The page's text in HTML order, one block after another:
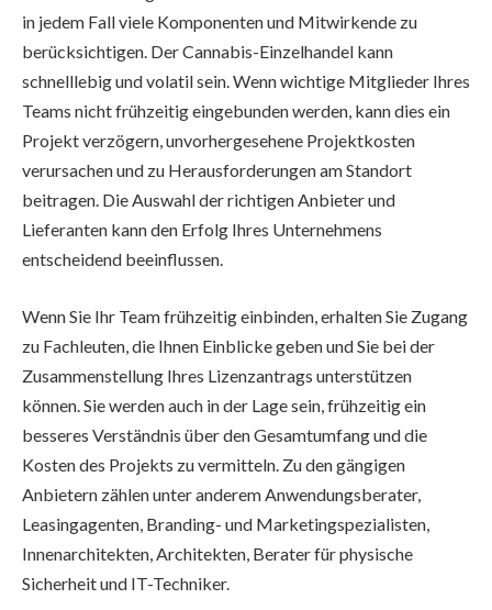
in jedem Fall viele Komponenten und Mitwirkende zu
berücksichtigen. Der Cannabis-Einzelhandel kann
schnelllebig und volatil sein. Wenn wichtige Mitglieder Ihres
Teams nicht frühzeitig eingebunden werden, kann dies ein
Projekt verzögern, unvorhergesehene Projektkosten
verursachen und zu Herausforderungen am Standort
beitragen. Die Auswahl der richtigen Anbieter und
Lieferanten kann den Erfolg Ihres Unternehmens
entscheidend beeinflussen.
Wenn Sie Ihr Team frühzeitig einbinden, erhalten Sie Zugang
zu Fachleuten, die Ihnen Einblicke geben und Sie bei der
Zusammenstellung Ihres Lizenzantrags unterstützen
können. Sie werden auch in der Lage sein, frühzeitig ein
besseres Verständnis über den Gesamtumfang und die
Kosten des Projekts zu vermitteln. Zu den gängigen
Anbietern zählen unter anderem Anwendungsberater,
Leasingagenten, Branding- und Marketingspezialisten,
Innenarchitekten, Architekten, Berater für physische
Sicherheit und IT-Techniker.